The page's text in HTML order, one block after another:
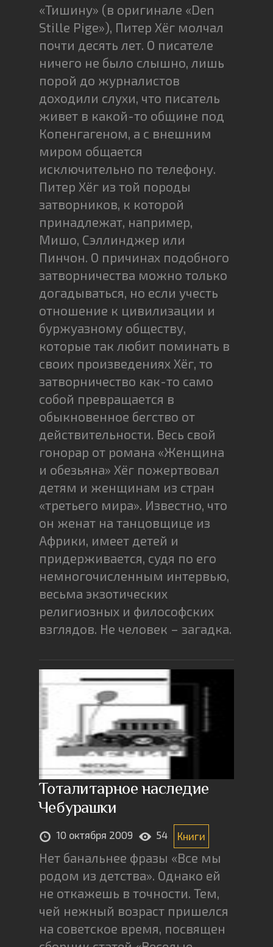
«Тишину» (в оригинале «Den
Stille Pige»), Питер Хёг молчал
почти десять лет. О писателе
ничего не было слышно, лишь
порой до журналистов
доходили слухи, что писатель
живет в какой-то общине под
Копенгагеном, а с внешним
миром общается
исключительно по телефону.
Питер Хёг из той породы
затворников, к которой
принадлежат, например,
Мишо, Сэллинджер или
Пинчон. О причинах подобного
затворничества можно только
догадываться, но если учесть
отношение к цивилизации и
буржуазному обществу,
которые так любит поминать в
своих произведениях Хёг, то
затворничество как-то само
собой превращается в
обыкновенное бегство от
действительности. Весь свой
гонорар от романа «Женщина
и обезьяна» Хёг пожертвовал
детям и женщинам из стран
«третьего мира». Известно, что
он женат на танцовщице из
Африки, имеет детей и
придерживается, судя по его
немногочисленным интервью,
весьма экзотических
религиозных и философских
взглядов. Не человек – загадка.
Тоталитарное наследие
Чебурашки
10 октября 2009 54 Книги
Нет банальнее фразы «Все мы
родом из детства». Однако ей
не откажешь в точности. Тем,
чей нежный возраст пришелся
на советское время, посвящен